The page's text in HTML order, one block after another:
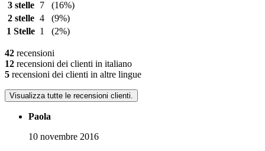
3 stelle
7
(16%)
2 stelle 4
(9%)
1 Stelle 1 (2%)
42 recensioni
12 recensioni dei clienti in italiano
5 recensioni dei clienti in altre lingue
Visualizza tutte le recensioni clienti.
Paola
10 novembre 2016